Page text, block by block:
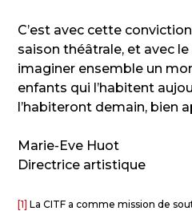
C’est avec cette
saison théâtrale, et avec
imaginer ensemble un
enfants qui l’habitent
l’habiteront demain, bien
Marie-Eve Huot
Directrice artistique
[1] La CITF a comme mission de